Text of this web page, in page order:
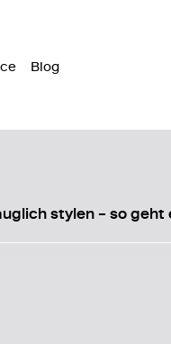
Blog
stylen – so geht